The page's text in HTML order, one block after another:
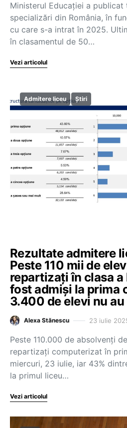
Ministerul Educației a
specializări din România, în
cu care s-a intrat în 2025.
în clasamentul de 50…
Vezi articolul
Admitere liceu Știri
Rezultate admitere
Peste 110 mii de
repartizați în clasa a
fost admiși la prima
3.400 de elevi nu
Alexa Stănescu 23 iulie
Peste 110.000 de absolvenți
repartizați computerizat în
miercuri, 23 iulie, iar 43%
la primul liceu…
Vezi articolul